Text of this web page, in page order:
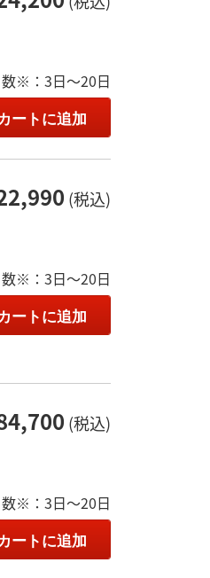
※：3日～20日
ートに追加
(税込)
※：3日～20日
ートに追加
(税込)
※：3日～20日
ートに追加